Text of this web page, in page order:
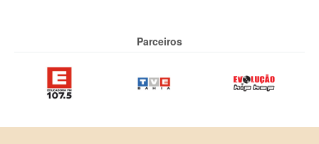
Parceiros